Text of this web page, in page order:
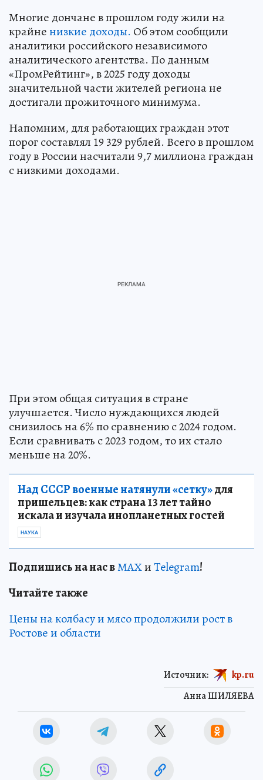
Многие дончане в прошлом году жили на
крайненизкие доходы. Об этом сообщили
аналитики российского независимого
аналитического агентства. По данным
«ПромРейтинг», в 2025 году доходы
значительной части жителей региона не
достигали прожиточного минимума.
Напомним, для работающих граждан этот
порог составлял 19 329 рублей. Всего в прошлом
году в России насчитали 9,7 миллиона граждан
с низкими доходами.
При этом общая ситуация в стране
улучшается. Число нуждающихся людей
снизилось на 6% по сравнению с 2024 годом.
Если сравнивать с 2023 годом, то их стало
меньше на 20%.
Над СССР военные натянули «сетку»для
пришельцев: как страна 13 лет тайно
искала и изучала инопланетных гостей
НАУКА
Подпишись на нас вМАХиTelegram!
Читайте также
Цены на колбасу и мясо продолжили рост в
Ростове и области
Анна ШИЛЯЕВА
Источник: kp.ru